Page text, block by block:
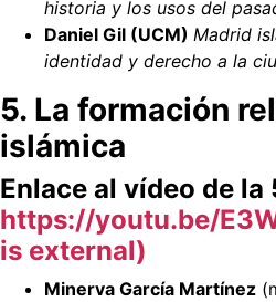
historia y los usos del
Daniel Gil (UCM) Madrid
identidad y derecho a la
5. La formación
islámica
Enlace al vídeo de la
https://youtu.be/
is external)
Minerva García Martínez